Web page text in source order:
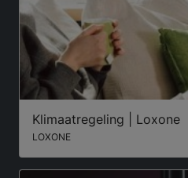
Klimaatregeling | Loxone
LOXONE